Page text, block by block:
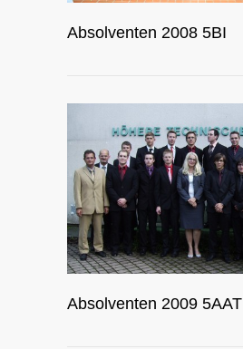
Absolventen 2008 5BI
Absolventen 2009 5AAT